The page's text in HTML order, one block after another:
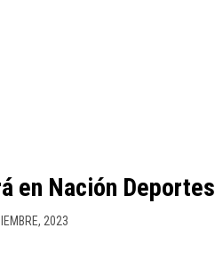
en Nación Deportes
2023